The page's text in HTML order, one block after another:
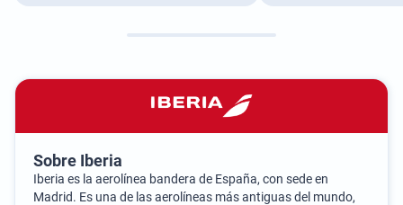
Sobre Iberia
Iberia es la aerolínea bandera de España, con sede en
Madrid. Es una de las aerolíneas más antiguas del mundo,